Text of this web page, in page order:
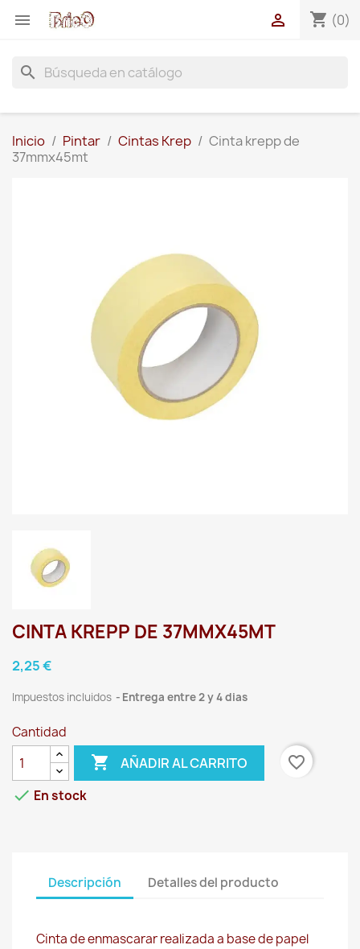
 shopping_cart (0)

search
Inicio Pintar Cintas Krep
Cinta krepp de
37mmx45mt
CINTA KREPP DE 37MMX45MT
2,25 €
Impuestos incluidos Entrega entre 2 y 4 dias
Cantidad
 AÑADIR AL CARRITO
favorite_border
 En stock
Descripción Detalles del producto
Cinta de enmascarar realizada a base de papel